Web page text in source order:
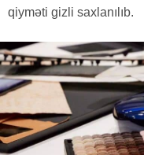
qiyməti gizli saxlanılıb.